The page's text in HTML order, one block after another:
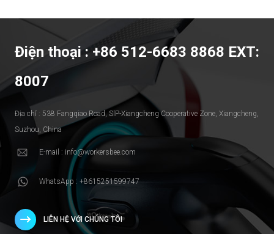
Điện thoại : +86 512-6683 8868 EXT:
8007
Địa chỉ : 538 Fangqiao Road, SlP-Xiangcheng Cooperative Zone, Xiangcheng,
Suzhou, China
E-mail : info@workersbee.com
WhatsApp : +8615251599747
LIÊN HỆ VỚI CHÚNG TÔI